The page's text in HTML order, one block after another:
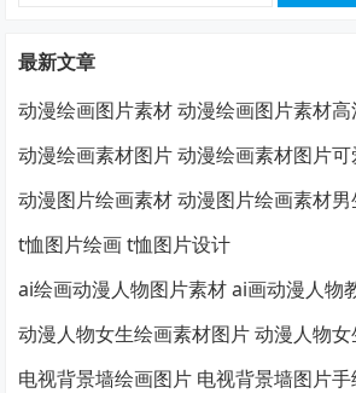
最新文章
动漫绘画图片素材 动漫绘画图片素材高
动漫绘画素材图片 动漫绘画素材图片可
动漫图片绘画素材 动漫图片绘画素材男
t恤图片绘画 t恤图片设计
ai绘画动漫人物图片素材 ai画动漫人物
动漫人物女生绘画素材图片 动漫人物
电视背景墙绘画图片 电视背景墙图片手